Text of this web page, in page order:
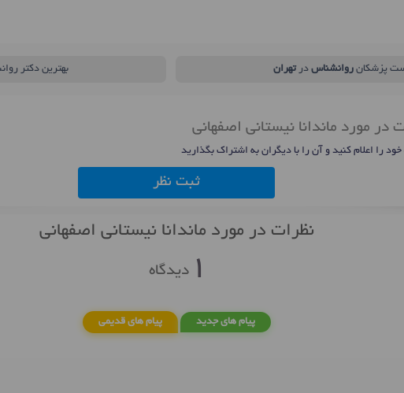
پزشکان روانشناس درتهران بهترین دکتر
در مورد ماندانا نیستانی اصفهانی
را اعلام کنید و آن را با دیگران به اشتراک بگذارید
ثبت نظر
نظرات در مورد ماندانا نیستانی اصفهانی
1دیدگاه
پیام های جدید پیام های قدیمی